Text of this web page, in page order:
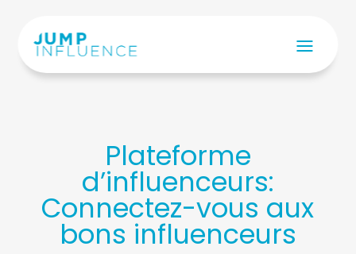
Plateforme
d’influenceurs:
Connectez-vous aux
bons influenceurs